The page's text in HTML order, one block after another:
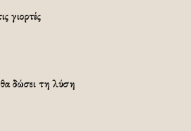
γιορτές
δώσει τη λύση